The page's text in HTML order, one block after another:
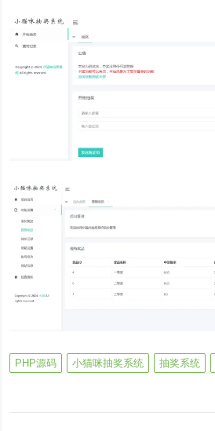
PHP源码 小猫咪抽奖系统 抽奖系统